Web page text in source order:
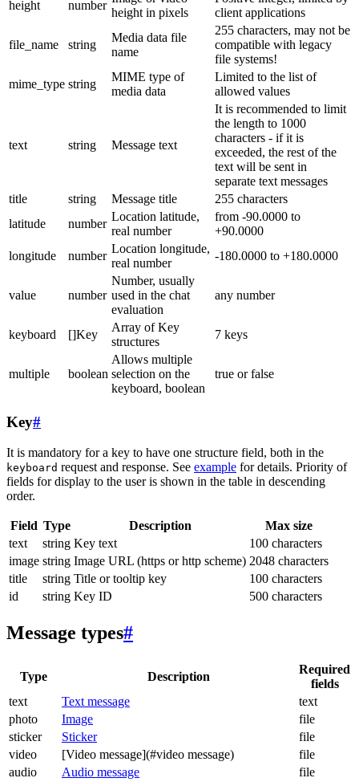
height
number
height in pixels
client applications
file_name string
Media data file
name
255 characters, may not be
compatible with legacy
file systems!
mime_type string
MIME type of
media data
Limited to the list of
allowed values
text string Message text
It is recommended to limit
the length to 1000
characters - if it is
exceeded, the rest of the
text will be sent in
separate text messages
title
string Message title
255 characters
latitude
number
Location latitude,
real number
from -90.0000 to
+90.0000
longitude
number
Location longitude,
real number
-180.0000 to +180.0000
value number
Number, usually
used in the chat
evaluation
any number
keyboard []Key
Array of Key
structures
7 keys
multiple boolean
Allows multiple
selection on the
keyboard, boolean
true or false
Key#
It is mandatory for a key to have one structure field, both in the
keyboard request and response. See example for details. Priority of
fields for display to the user is shown in the table in descending
order.
Field Type Description
Max size
text
string Key text
100 characters
image string Image URL (https or http scheme) 2048 characters
title
string Title or tooltip key
100 characters
id
string Key ID 500 characters
Message types#
Type Description
Required
fields
text
Text message
text
photo
Image
file
sticker
Sticker
file
video
[Video message](#video message)
file
audio
Audio message file